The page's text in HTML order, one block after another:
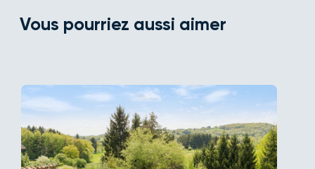
Vous pourriez aussi aimer